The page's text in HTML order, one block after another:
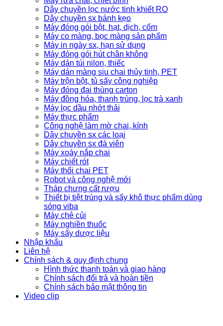
Dây chuyền lọc nước tinh khiết RO
Dây chuyền sx bánh kẹo
Máy đóng gói bột, hạt, dịch, cốm
Máy co màng, bọc màng sản phẩm
Máy in ngày sx, hạn sử dụng
Máy đóng gói hút chân không
Máy dán túi nilon, thiếc
Máy dán màng siu chai thủy tinh, PET
Máy trộn bột, tủ sấy công nghiệp
Máy đóng đai thùng carton
Máy đồng hóa, thanh trùng, lọc trà xanh
Máy lọc dầu nhớt thải
Máy thực phẩm
Công nghệ làm mờ chai, kính
Dây chuyền sx các loại
Dây chuyền sx đá viên
Máy xoáy nắp chai
Máy chiết rót
Máy thổi chai PET
Robot và công nghệ mới
Tháp chưng cất rượu
Thiết bị tiệt trùng và sấy khô thực phẩm dùng
sóng viba
Máy chẻ củi
Máy nghiền thuốc
Máy sấy dược liệu
Nhập khẩu
Liên hệ
Chính sách & quy định chung
Hình thức thanh toán và giao hàng
Chính sách đổi trả và hoàn tiền
Chính sách bảo mật thông tin
Video clip